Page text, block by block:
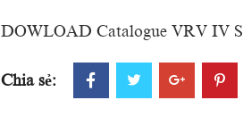
DOWLOAD Catalogue VRV IV S
Chia sẻ: